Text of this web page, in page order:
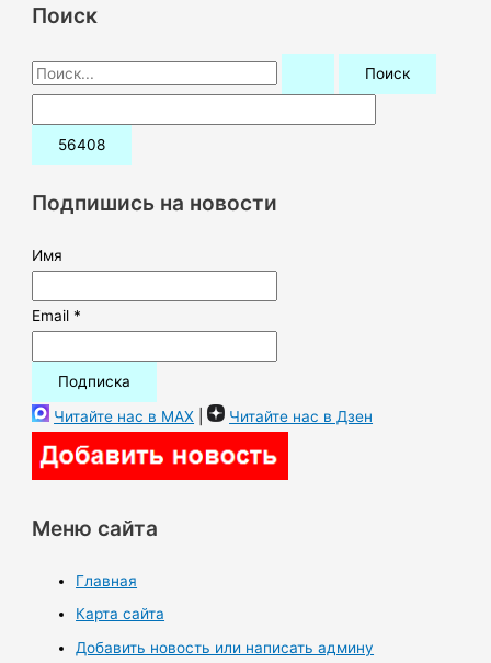
Поиск
П
о
и
:Подпишись на новости
Имя
Email *
Читайте нас в MAX | Читайте нас в Дзен
Меню сайта
Главная
Карта сайта
Добавить новость или написать админу